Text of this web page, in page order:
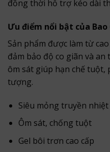
đồng thời hỗ trợ kéo dài
Ưu điểm nổi bật của Bao
Sản phẩm được làm từ
đảm bảo độ co giãn và
ôm sát giúp hạn chế tuột,
tượng.
Siêu mỏng truyền
Ôm sát, chống tuột
Gel bôi trơn cao cấp